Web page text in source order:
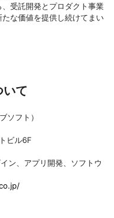
受託開発とプロダクト事業
な価値を提供し続けてまい
て
ソフト）
ビル6F
ン、アプリ開発、ソフトウ